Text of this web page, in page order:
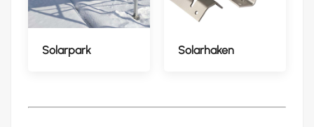
Solarpark Solarhaken